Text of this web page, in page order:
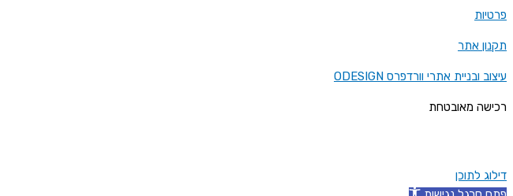
פרטיות
תקנון אתר
עיצוב ובניית אתרי וורדפרס ODESIGN
רכישה מאובטחת
דילוג לתוכן